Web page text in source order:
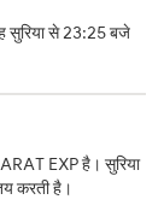
सुरिया से 23:25 बजे
EXP है। सुरिया
करती है।